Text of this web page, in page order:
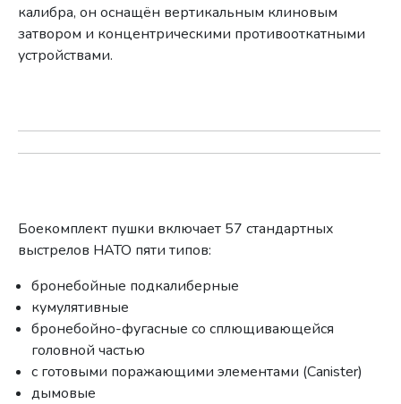
калибра, он оснащён вертикальным клиновым
затвором и концентрическими противооткатными
устройствами.
Боекомплект пушки включает 57 стандартных
выстрелов НАТО пяти типов:
бронебойные подкалиберные
кумулятивные
бронебойно-фугасные со сплющивающейся
головной частью
с готовыми поражающими элементами (Canister)
дымовые